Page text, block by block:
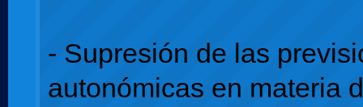
- Supresión de las
autonómicas en materia